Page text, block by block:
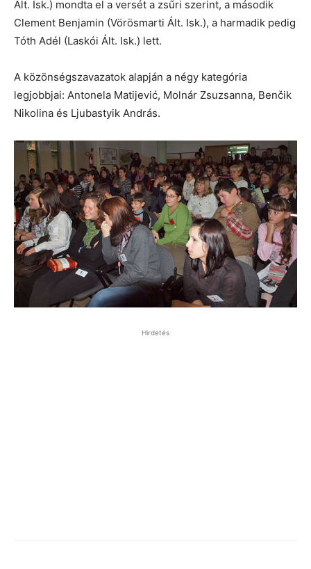
Ált. Isk.) mondta el a versét a zsűri szerint, a második
Clement Benjamin (Vörösmarti Ált. Isk.), a harmadik pedig
Tóth Adél (Laskói Ált. Isk.) lett.
A közönségszavazatok alapján a négy kategória
legjobbjai: Antonela Matijević, Molnár Zsuzsanna, Benčik
Nikolina és Ljubastyik András.
Hirdetés